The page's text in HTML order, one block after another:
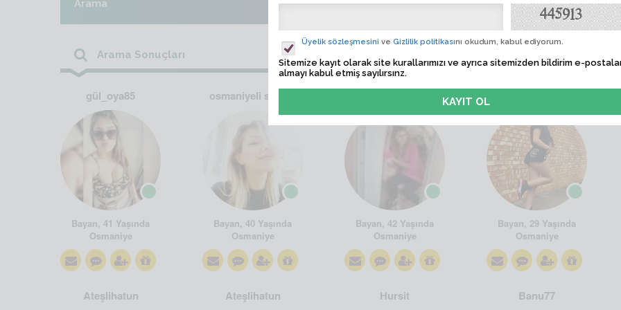
Arama
Arama Sonuçları
gül_oya85
Bayan, 41 Yaşında
Osmaniye
osmaniyeli sarışın
Bayan, 40 Yaşında
Osmaniye
Bayan, 42 Yaşında
Osmaniye
Bayan, 29 Yaşında
Osmaniye
Ateşlihatun Ateşlihatun Hursit Banu77
Üyelik sözleşmesini ve Gizlilik politikasını okudum, kabul ediyorum.
Sitemize kayıt olarak site kurallarımızı ve ayrıca sitemizden bildirim e-
almayı kabul etmiş sayılırsınz.